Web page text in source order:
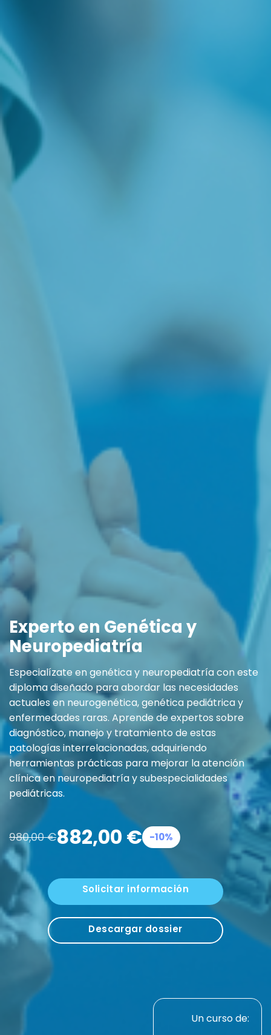
Experto en Genética y
Neuropediatría
Especialízate en genética y neuropediatría con este
diploma diseñado para abordar las necesidades
actuales en neurogenética, genética pediátrica y
enfermedades raras. Aprende de expertos sobre
diagnóstico, manejo y tratamiento de estas
patologías interrelacionadas, adquiriendo
herramientas prácticas para mejorar la atención
clínica en neuropediatría y subespecialidades
pediátricas.
980,00€882,00 € -10%
Solicitar información
Descargar dossier
Un curso de: